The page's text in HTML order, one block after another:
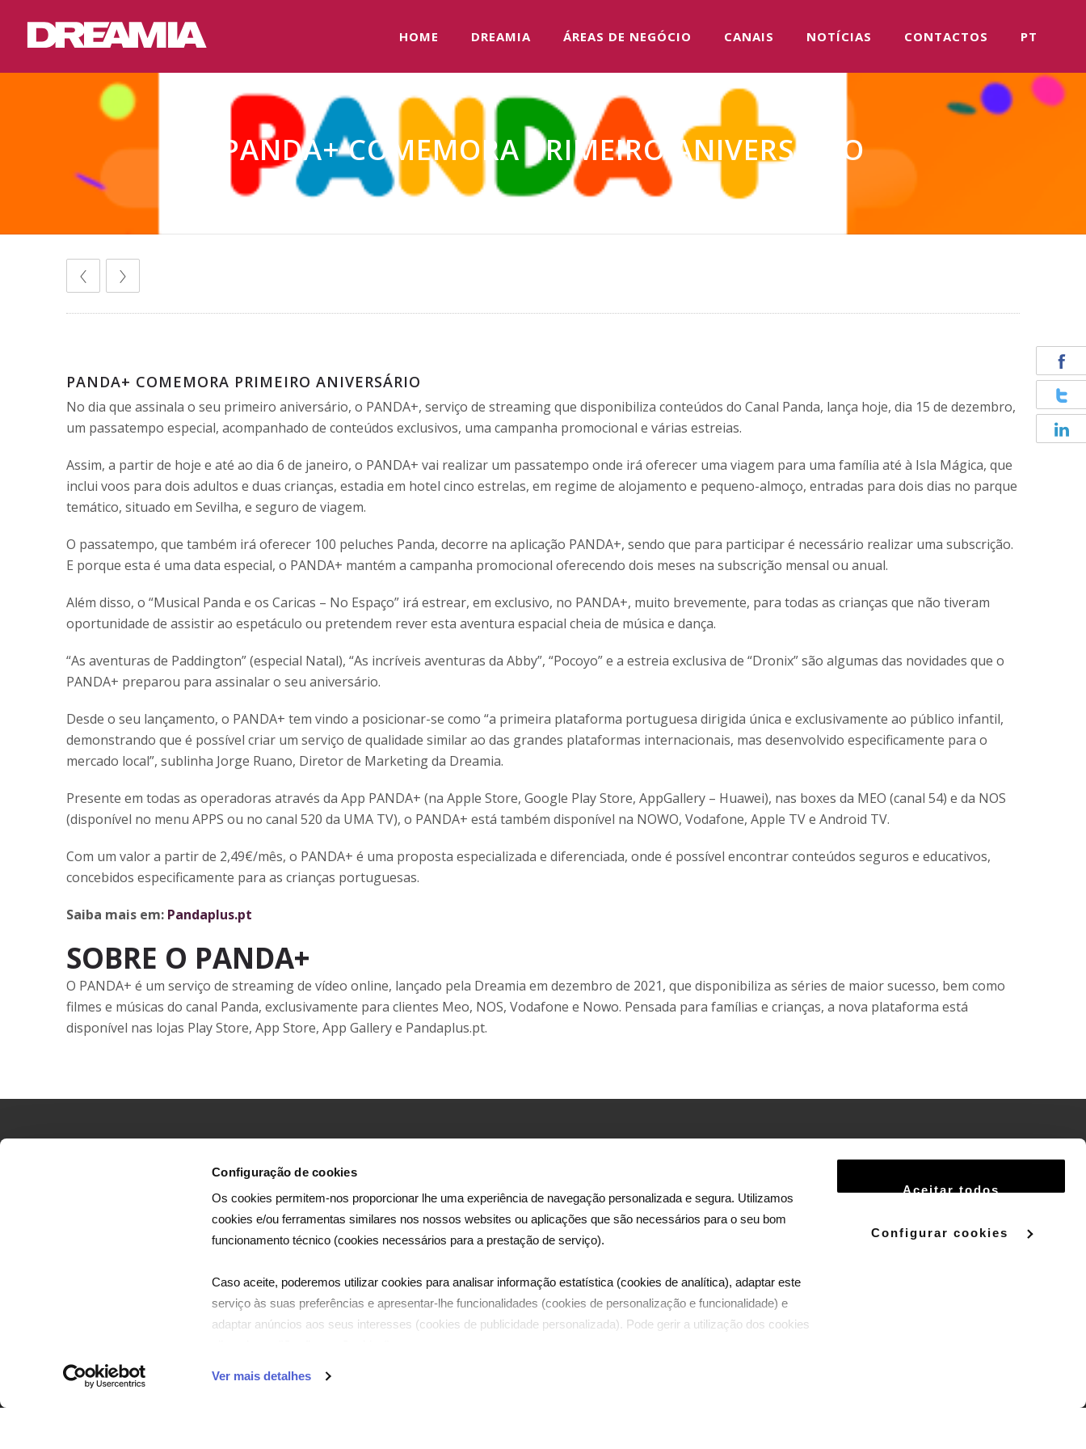
Configuração de cookies
Os cookies permitem-nos proporcionar lhe uma experiência de navegação personalizada e segura. Utilizamos
cookies e/ou ferramentas similares nos nossos websites ou aplicações que são necessários para o seu bom
funcionamento técnico (cookies necessários para a prestação de serviço).
Caso aceite, poderemos utilizar cookies para analisar informação estatística (cookies de analítica), adaptar este
serviço às suas preferências e apresentar-lhe funcionalidades (cookies de personalização e funcionalidade) e
adaptar anúncios aos seus interesses (cookies de publicidade personalizada). Pode gerir a utilização dos cookies
Ver mais detalhes
Aceitar todos
Configurar cookies
HOME DREAMIA ÁREAS DE NEGÓCIO CANAIS NOTÍCIAS CONTACTOS PT
PANDA+ COMEMORA PRIMEIRO ANIVERSÁRIO
PANDA+ COMEMORA PRIMEIRO ANIVERSÁRIO
No dia que assinala o seu primeiro aniversário, o PANDA+, serviço de streaming que disponibiliza conteúdos do Canal Panda, lança hoje, dia 15 de dezembro,
um passatempo especial, acompanhado de conteúdos exclusivos, uma campanha promocional e várias estreias.
Assim, a partir de hoje e até ao dia 6 de janeiro, o PANDA+ vai realizar um passatempo onde irá oferecer uma viagem para uma família até à Isla Mágica, que
inclui voos para dois adultos e duas crianças, estadia em hotel cinco estrelas, em regime de alojamento e pequeno-almoço, entradas para dois dias no parque
temático, situado em Sevilha, e seguro de viagem.
O passatempo, que também irá oferecer 100 peluches Panda, decorre na aplicação PANDA+, sendo que para participar é necessário realizar uma subscrição.
E porque esta é uma data especial, o PANDA+ mantém a campanha promocional oferecendo dois meses na subscrição mensal ou anual.
Além disso, o “Musical Panda e os Caricas – No Espaço” irá estrear, em exclusivo, no PANDA+, muito brevemente, para todas as crianças que não tiveram
oportunidade de assistir ao espetáculo ou pretendem rever esta aventura espacial cheia de música e dança.
“As aventuras de Paddington” (especial Natal), “As incríveis aventuras da Abby”, “Pocoyo” e a estreia exclusiva de “Dronix” são algumas das novidades que o
PANDA+ preparou para assinalar o seu aniversário.
Desde o seu lançamento, o PANDA+ tem vindo a posicionar-se como “a primeira plataforma portuguesa dirigida única e exclusivamente ao público infantil,
demonstrando que é possível criar um serviço de qualidade similar ao das grandes plataformas internacionais, mas desenvolvido especificamente para o
mercado local”, sublinha Jorge Ruano, Diretor de Marketing da Dreamia.
Presente em todas as operadoras através da App PANDA+ (na Apple Store, Google Play Store, AppGallery – Huawei), nas boxes da MEO (canal 54) e da NOS
(disponível no menu APPS ou no canal 520 da UMA TV), o PANDA+ está também disponível na NOWO, Vodafone, Apple TV e Android TV.
Com um valor a partir de 2,49€/mês, o PANDA+ é uma proposta especializada e diferenciada, onde é possível encontrar conteúdos seguros e educativos,
concebidos especificamente para as crianças portuguesas.
Saiba mais em: Pandaplus.pt
SOBRE O PANDA+
O PANDA+ é um serviço de streaming de vídeo online, lançado pela Dreamia em dezembro de 2021, que disponibiliza as séries de maior sucesso, bem como
filmes e músicas do canal Panda, exclusivamente para clientes Meo, NOS, Vodafone e Nowo. Pensada para famílias e crianças, a nova plataforma está
disponível nas lojas Play Store, App Store, App Gallery e Pandaplus.pt.
A Dreamia efetua a produção de canais infantis e
e mercados africanos de expressão portuguesa.
1600-404 Lisboa
Email:
Telefones:
tel | +351 21 782 44 00
fax | +351 21 782 44 87
Termos e Condições
Política de Privacidade
Política de Cookies